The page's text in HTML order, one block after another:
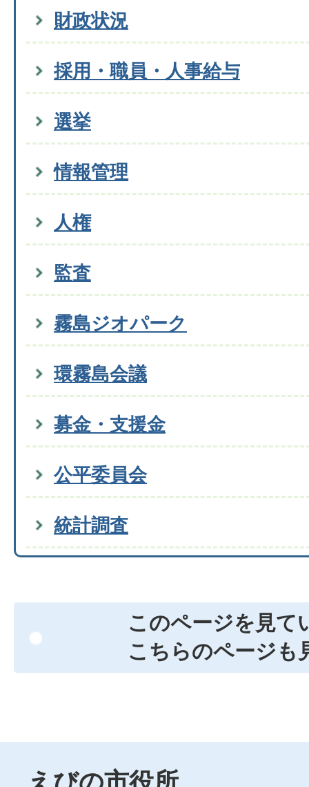
財政状況
採用・職員・人事給与
選挙
情報管理
人権
監査
霧島ジオパーク
環霧島会議
募金・支援金
公平委員会
統計調査
このページを見て
こちらのページも